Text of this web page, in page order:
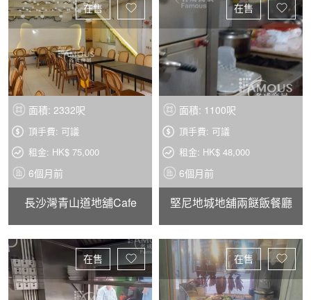
面積: 2332呎
頂手費: 可議
租金: HK$ 75,000
6個月前
在售
長沙灣青山道地舖Cafe
面積: 1100呎
頂手費: 可議
租金: HK$ 48,000
6個月前
在售
堅尼地城地舖兩餸飯餐廳
在售 在售